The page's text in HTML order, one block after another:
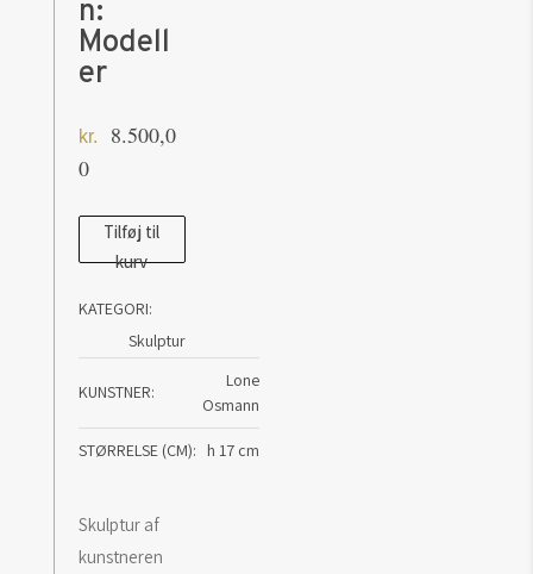
n:
Modell
er
kr.
8.500,0
0
Skulptur
af
Modeller
antal
Tilføj til
kurv
KATEGORI:
Skulptur
KUNSTNER
Lone
Osmann
STØRRELSE (CM) h 17 cm
Skulptur af
kunstneren